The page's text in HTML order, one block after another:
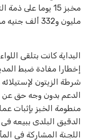
مخبز 15 يوما على
مليون و332 ألف جنيه من أموال الدعم.
البداية كانت بتلقى
إخطارا مفادة ضبط
الدعم بدون وجه حق عن
منطومة الخبز بإثبات
الدقيق البلدى ببيعه
اللجنة المشاركة فى